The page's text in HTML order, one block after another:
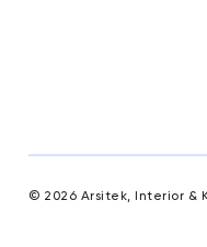
© 2026 Arsitek, Interior &